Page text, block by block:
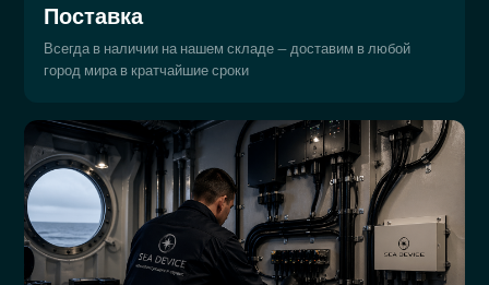
Поставка
Всегда в наличии на нашем складе — доставим в любой
город мира в кратчайшие сроки